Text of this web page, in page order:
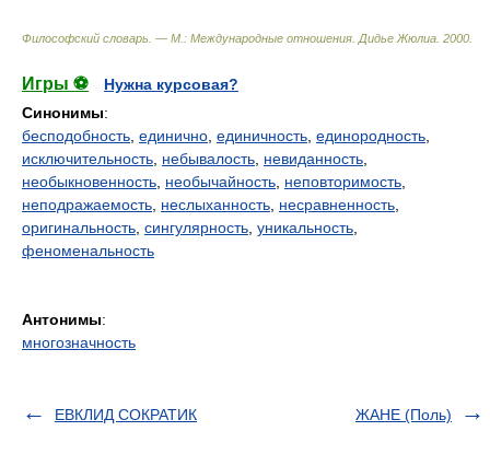
Философский словарь. — М.: Международные отношения Дидье Жюлиа 2000
Игры ⚽
Нужна курсовая?
Синонимы:
бесподобность единично единичность единородность
исключительность небывалость невиданность
необыкновенность необычайность неповторимость
неподражаемость неслыханность несравненность
оригинальность сингулярность уникальность
феноменальность
Антонимы:
многозначность
ЕВКЛИД СОКРАТИК ЖАНЕ (Поль)